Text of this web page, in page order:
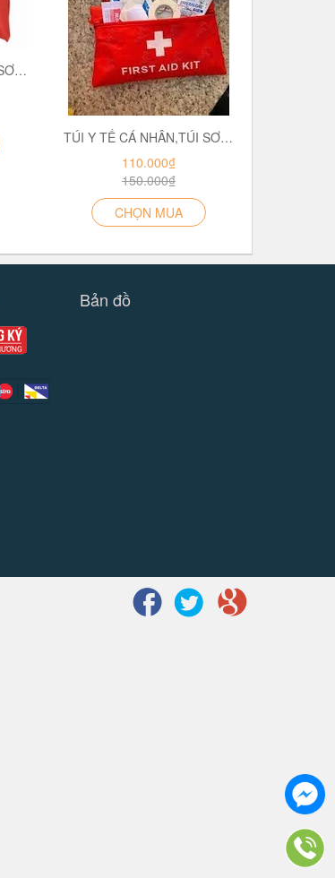
TÚI Y TẾ CÁ NHÂN,TÚI SƠ CẤP CỨU KHẨN CẤP TIỆN DỤNG CHO HOẠT ĐỘNG NGOÀI TRỜI,THỂ THAO,DU LỊCH (BỘ NÂNG CAO)
TÚI Y TẾ CÁ NHÂN,TÚI SƠ CẤP CỨU KHẨN CẤP TIỆN DỤNG CHO HOẠT ĐỘNG NGOÀI TRỜI,THỂ THAO,DU LỊCH (BỘ CƠ BÁN)
110.000₫
150.000₫
CHỌN MUA
Bản đồ